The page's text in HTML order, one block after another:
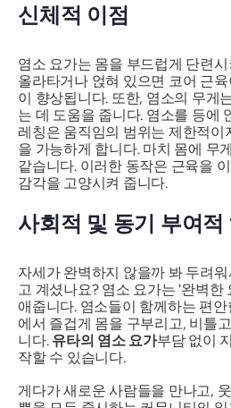
신체적 이점
염소 요가는 몸을 부드럽게 단련
올라타거나 얹혀 있으면 코어 근
이 향상됩니다. 또한, 염소의 무게
는 데 도움을 줍니다. 염소를 등에
레칭은 움직임의 범위는 제한적이
을 가능하게 합니다. 마치 몸에 무
같습니다. 이러한 동작은 근육을
감각을 고양시켜 줍니다.
사회적 및 동기 부여적
자세가 완벽하지 않을까 봐 두려
고 계셨나요? 염소 요가는 '완벽한
애줍니다. 염소들이 함께하는 편
에서 즐겁게 몸을 구부리고, 비틀
니다. 유타의 염소 요가부담 없이
작할 수 있습니다.
게다가 새로운 사람들을 만나고,